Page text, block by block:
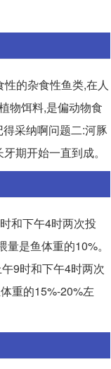
的杂食性鱼类,在人
物饵料,是偏动物食
采纳啊问题二:河豚
期开始一直到成。
和下午4时两次投
是鱼体重的10%。
9时和下午4时两次
重的15%-20%左